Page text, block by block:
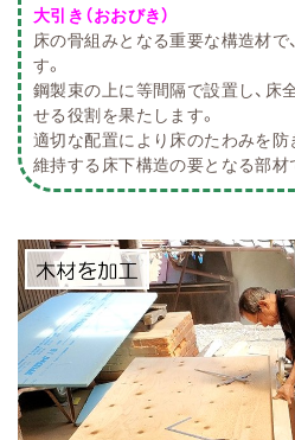
大引き（おおびき）
床の骨組みとなる重要な構造材で
す。
鋼製束の上に等間隔で設置し、床
せる役割を果たします。
適切な配置により床のたわみを防
維持する床下構造の要となる部材